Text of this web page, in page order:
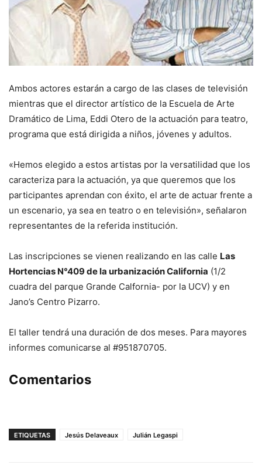
Ambos actores estarán a cargo de las clases de televisión
mientras que el director artístico de la Escuela de Arte
Dramático de Lima, Eddi Otero de la actuación para teatro,
programa que está dirigida a niños, jóvenes y adultos.
«Hemos elegido a estos artistas por la versatilidad que los
caracteriza para la actuación, ya que queremos que los
participantes aprendan con éxito, el arte de actuar frente a
un escenario, ya sea en teatro o en televisión», señalaron
representantes de la referida institución.
Las inscripciones se vienen realizando en las calle Las
Hortencias N°409 de la urbanización California (1/2
cuadra del parque Grande Calfornia- por la UCV) y en
Jano’s Centro Pizarro.
El taller tendrá una duración de dos meses. Para mayores
informes comunicarse al #951870705.
Comentarios
ETIQUETAS Jesús Delaveaux Julián Legaspi